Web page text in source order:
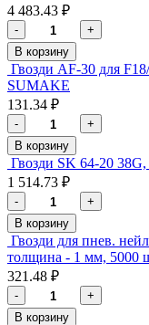
4 483.43 ₽
-
+
В корзину
Гвозди AF-30 для
SUMAKE
131.34 ₽
-
+
В корзину
Гвозди SK 64-20
1 514.73 ₽
-
+
В корзину
Гвозди для пнев.
толщина - 1 мм, 5000
321.48 ₽
-
+
В корзину